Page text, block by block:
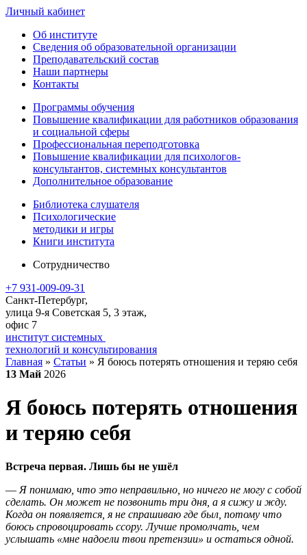
Личный кабинет
Об институте
Сведения об образовательной организации
Преподавательский состав
Наши партнеры
Контакты
Программы обучения
Повышение квалификации для работников образования
и социальной сферы
Профессиональная переподготовка
Повышение квалификации для психологов-
консультантов, системных консультантов
Дополнительное образование
Библиотека слушателя
Психологические
методики и игры
Книги института
Сотрудничество
+7 931-009-09-31
Санкт-Петербург,
улица 9-я Советская 5​, 3 этаж,
офис 7
институт системных
технологий и консультирования
Главная » Статьи » Я боюсь потерять отношения и теряю себя
13 Май 2026
Я боюсь потерять отношения
и теряю себя
Встреча первая. Лишь бы не ушёл
— Я понимаю, что это неправильно, но ничего не могу с собой
сделать. Он может не позвонить три дня, а я сижу и жду.
Когда он появляется, я не спрашиваю где был, потому что
боюсь спровоцировать ссору. Лучше промолчать, чем
услышать «мне надоели твои претензии» и остаться одной.